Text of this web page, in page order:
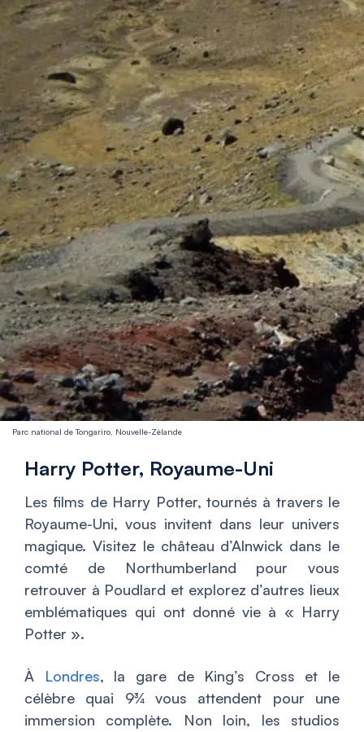
Parc national de Tongariro, Nouvelle-Zélande
Harry Potter, Royaume-Uni
Les films de Harry Potter, tournés à travers le
Royaume-Uni, vous invitent dans leur univers
magique. Visitez le château d’Alnwick dans le
comté de Northumberland pour vous
retrouver à Poudlard et explorez d’autres lieux
emblématiques qui ont donné vie à « Harry
Potter ».
À Londres, la gare de King’s Cross et le
célèbre quai 9¾ vous attendent pour une
immersion complète. Non loin, les studios